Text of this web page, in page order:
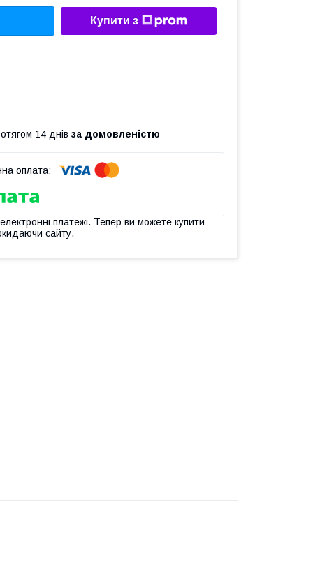
Купити з
14 днів за домовленістю
платежі. Тепер ви можете купити
сайту.